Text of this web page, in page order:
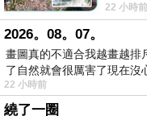
但因與
22 小時前
2026。08。07。
畫圖真的不適合我越畫越排
了自然就會很厲害了現在
22 小時前
繞了一圈